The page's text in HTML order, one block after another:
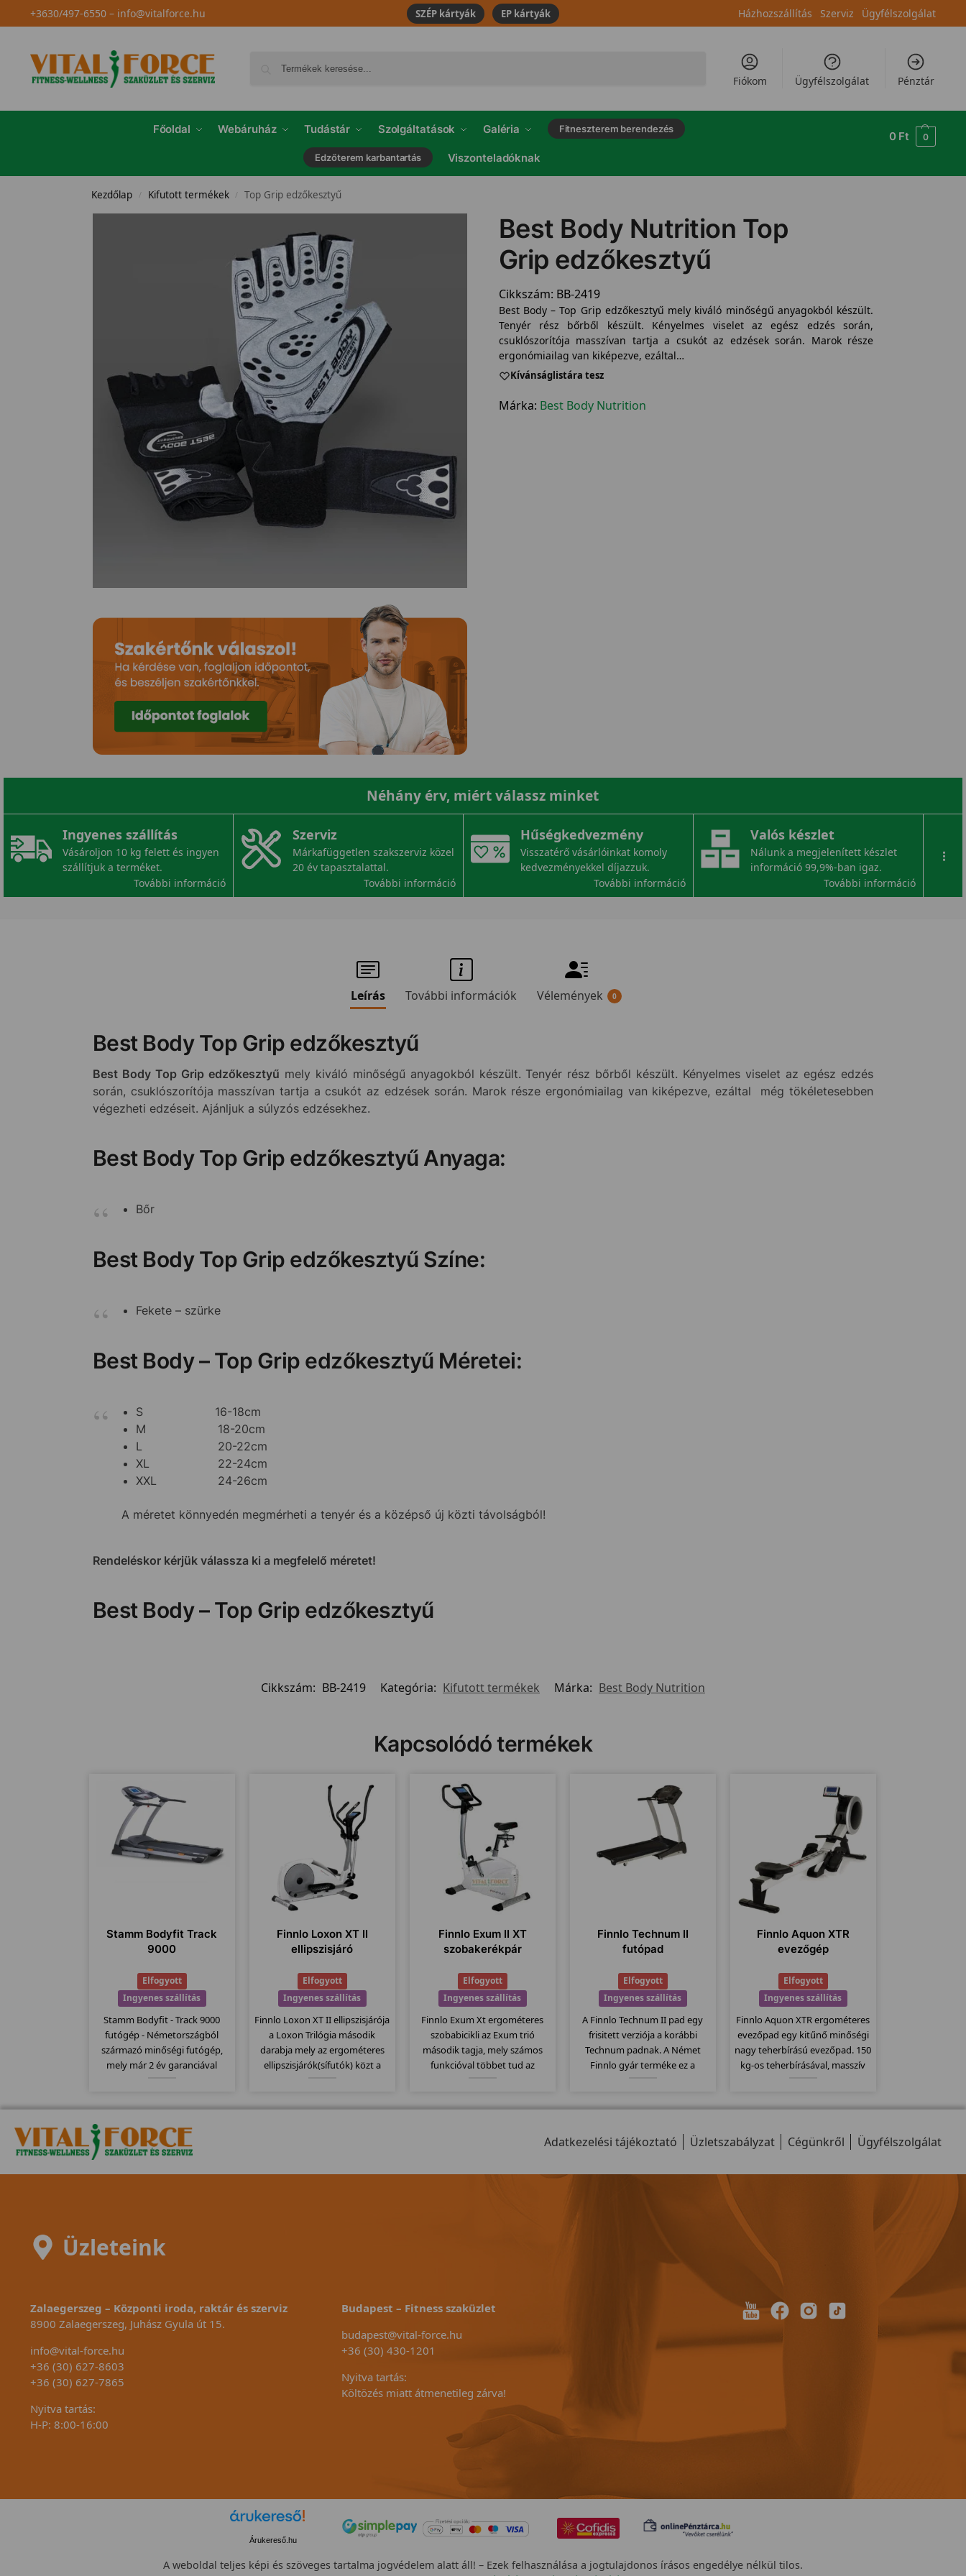
+3630/497-6550– info@vitalforce.hu SZÉP kártyák EP kártyák Házhozszállítás Szerviz Ügyfélszolgálat
Fiókom Ügyfélszolgálat Pénztár
Főoldal Webáruház Tudástár Szolgáltatások Galéria Fitneszterem berendezés
Edzőterem karbantartás Viszonteladóknak
0 Ft 0
Kezdőlap / Kifutott termékek / Top Grip edzőkesztyű
Best Body Nutrition Top
Grip edzőkesztyű
Cikkszám: BB-2419
Best Body – Top Grip edzőkesztyű mely kiváló minőségű anyagokból készült.
Tenyér rész bőrből készült. Kényelmes viselet az egész edzés során,
csuklószorítója masszívan tartja a csukót az edzések során. Marok része
ergonómiailag van kiképezve, ezáltal…
Kívánságlistára tesz
Márka: Best Body Nutrition
Néhány érv, miért válassz minket
Ingyenes szállítás
Vásároljon 10 kg felett és ingyen
szállítjuk a terméket.
További információ
Szerviz
Márkafüggetlen szakszerviz közel
20 év tapasztalattal.
További információ
Hűségkedvezmény
Visszatérő vásárlóinkat komoly
kedvezményekkel díjazzuk.
További információ
Valós készlet
Nálunk a megjelenített készlet
információ 99,9%-ban igaz.
További információ
...
Leírás További információk Vélemények 0
Best Body Top Grip edzőkesztyű
Best Body Top Grip edzőkesztyű mely kiváló minőségű anyagokból készült. Tenyér rész bőrből készült. Kényelmes viselet az egész edzés
során, csuklószorítója masszívan tartja a csukót az edzések során. Marok része ergonómiailag van kiképezve, ezáltal még tökéletesebben
végezheti edzéseit. Ajánljuk a súlyzós edzésekhez.
Best Body Top Grip edzőkesztyű Anyaga:
Bőr
Best Body Top Grip edzőkesztyű Színe:
Fekete – szürke
Best Body – Top Grip edzőkesztyű Méretei:
S 16-18cm
M 18-20cm
L 20-22cm
XL 22-24cm
XXL 24-26cm
A méretet könnyedén megmérheti a tenyér és a középső új közti távolságból!
Rendeléskor kérjük válassza ki a megfelelő méretet!
Best Body – Top Grip edzőkesztyű
Cikkszám: BB-2419 Kategória: Kifutott termékek Márka: Best Body Nutrition
Kapcsolódó termékek
Stamm Bodyfit Track
9000
Elfogyott
Ingyenes szállítás
Stamm Bodyfit - Track 9000
futógép - Németországból
származó minőségi futógép,
mely már 2 év garanciával
kategóriájához képest
130x43cm-es futófelülettel
rendelkezik.
Finnlo Loxon XT II
ellipszisjáró
Elfogyott
Ingyenes szállítás
Finnlo Loxon XT II ellipszisjárója
a Loxon Trilógia második
darabja mely az ergométeres
ellipszisjárók(sífutók) közt a
fokozattal és 25-400 wattig való
Finnlo Exum II XT
szobakerékpár
Elfogyott
Ingyenes szállítás
Finnlo Exum Xt ergométeres
szobabicikli az Exum trió
második tagja, mely számos
funkcióval többet tud az
ezáltal szintén 150kg-os
Finnlo Technum II
futópad
Elfogyott
Ingyenes szállítás
A Finnlo Technum II pad egy
frisitett verziója a korábbi
Technum padnak. A Német
Finnlo gyár terméke ez a
135x44cm-es futófelület,
jellemzi ezt a modellt...
Finnlo Aquon XTR
evezőgép
Elfogyott
Ingyenes szállítás
Finnlo Aquon XTR ergométeres
evezőpad egy kitűnő minőségi
nagy teherbírású evezőpad. 150
kg-os teherbírásával, masszív
állítható nehézségi szint, 11
modell.
Adatkezelési tájékoztató Üzletszabályzat Cégünkről Ügyfélszolgálat
Üzleteink
Zalaegerszeg – Központi iroda, raktár és szerviz
8900 Zalaegerszeg, Juhász Gyula út 15.
info@vital-force.hu
+36 (30) 627-8603
+36 (30) 627-7865
Nyitva tartás:
H-P: 8:00-16:00
Budapest – Fitness szaküzlet
budapest@vital-force.hu
+36 (30) 430-1201
Nyitva tartás:
Költözés miatt átmenetileg zárva!
Árukereső.hu
A weboldal teljes képi és szöveges tartalma jogvédelem alatt áll! – Ezek felhasználása a jogtulajdonos írásos engedélye nélkül tilos.